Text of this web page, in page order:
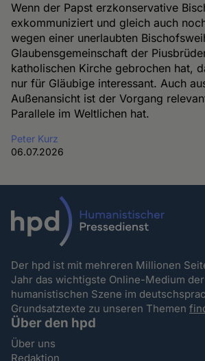
Wenn der Papst erzkonservative
exkommuniziert und gleich auch
wegen einer unerlaubten
Glaubensgemeinschaft der
katholischen Kirche gebrochen hat,
nur für Gläubige interessant. Auch
Außenansicht ist der Vorgang
Parallele im Weltlichen hat.
Peter Kurz
06.07.2026
Der hpd ist mit mehreren Millionen
Jahr das wichtigste Online-Medium
humanistischen Szene im
Grundsatztexte zu unseren Themen
Über den hpd
Über uns
Redaktion